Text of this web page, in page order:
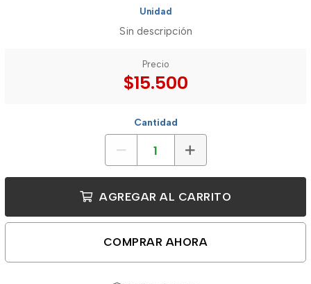
Unidad
Sin descripción
Precio
$15.500
Cantidad
AGREGAR AL CARRITO
COMPRAR AHORA